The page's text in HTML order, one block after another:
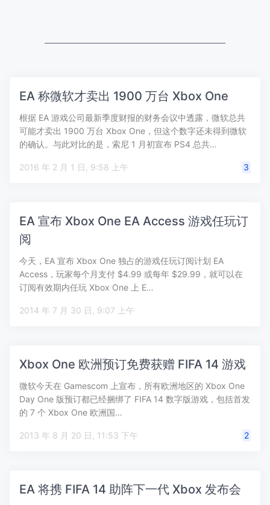
EA 称微软才卖出 1900 万台 Xbox One
根据 EA 游戏公司最新季度财报的财务会议中透露，微软总共
可能才卖出 1900 万台 Xbox One，但这个数字还未得到微软
的确认。与此对比的是，索尼 1 月初宣布 PS4 总共…
2016 年 2 月 1 日, 9:58 上午 3
EA 宣布 Xbox One EA Access 游戏任玩订
阅
今天，EA 宣布 Xbox One 独占的游戏任玩订阅计划 EA
Access，玩家每个月支付 $4.99 或每年 $29.99，就可以在
订阅有效期内任玩 Xbox One 上 E…
2014 年 7 月 30 日, 9:07 上午
Xbox One 欧洲预订免费获赠 FIFA 14 游戏
微软今天在 Gamescom 上宣布，所有欧洲地区的 Xbox One
Day One 版预订都已经捆绑了 FIFA 14 数字版游戏，包括首发
的 7 个 Xbox One 欧洲国…
2013 年 8 月 20 日, 11:53 下午 2
EA 将携 FIFA 14 助阵下一代 Xbox 发布会